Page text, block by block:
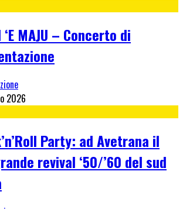
‘E MAJU – Concerto di
2026
Party: ad Avetrana il
revival ‘50/’60 del sud